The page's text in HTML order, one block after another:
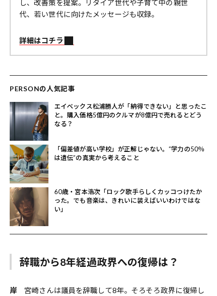
し、改善策を提案。リタイア世代や子育て中の親世
代、若い世代に向けたメッセージも収録。
詳細はコチラ
PERSONの人気記事
エイベックス松浦勝人が「納得できない」と思ったこ
と。購入価格5億円のクルマが8億円で売れるとどう
なる？
「偏差値が高い学校」が正解じゃない。“学力の50％
は遺伝”の真実から考えること
60歳・宮本浩次「ロック歌手らしくカッコつけたか
った。でも音楽は、きれいに装えばいいわけではな
い」
辞職から8年経過政界への復帰は？
岸 宮崎さんは議員を辞職して8年。そろそろ政界に復帰し